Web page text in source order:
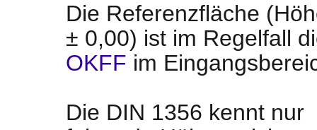
Die Referenzfläche
± 0,00) ist im Regelfall
OKFF im
Die DIN 1356 kennt nur